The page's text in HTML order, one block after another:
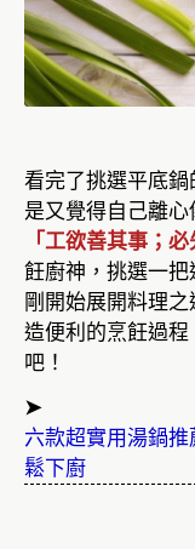
看完了挑選平底
是又覺得自己離
「工欲善其事；必
飪廚神，挑選一
剛開始展開料理
造便利的烹飪過
吧！
➤
六款超實用湯鍋
鬆下廚